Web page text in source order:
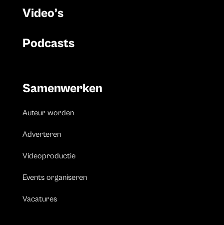
Video’s
Podcasts
Samenwerken
Auteur worden
Adverteren
Videoproductie
Events organiseren
Vacatures